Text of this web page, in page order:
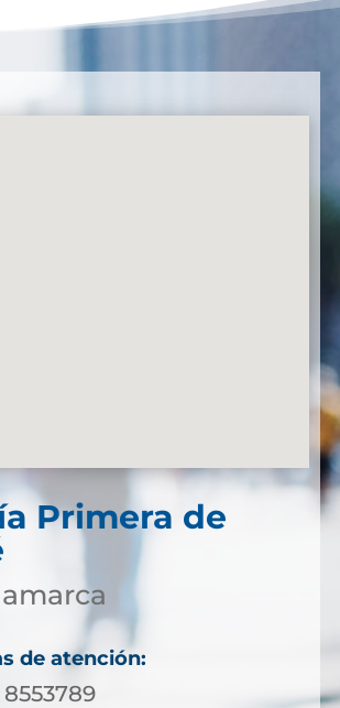
Primera de
de atención:
8553789